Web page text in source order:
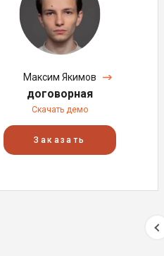
Максим Якимов
договорная
Скачать демо
Заказать